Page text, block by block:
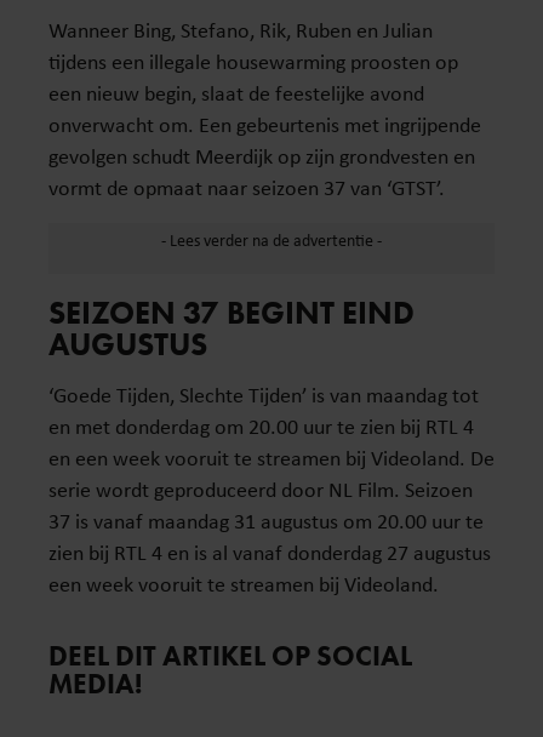
Wanneer Bing, Stefano, Rik, Ruben en Julian
tijdens een illegale housewarming proosten op
een nieuw begin, slaat de feestelijke avond
onverwacht om. Een gebeurtenis met ingrijpende
gevolgen schudt Meerdijk op zijn grondvesten en
vormt de opmaat naar seizoen 37 van ‘GTST’.
SEIZOEN 37 BEGINT EIND
AUGUSTUS
‘Goede Tijden, Slechte Tijden’ is van maandag tot
en met donderdag om 20.00 uur te zien bij RTL 4
en een week vooruit te streamen bij Videoland. De
serie wordt geproduceerd door NL Film. Seizoen
37 is vanaf maandag 31 augustus om 20.00 uur te
zien bij RTL 4 en is al vanaf donderdag 27 augustus
een week vooruit te streamen bij Videoland.
DEEL DIT ARTIKEL OP SOCIAL
MEDIA!